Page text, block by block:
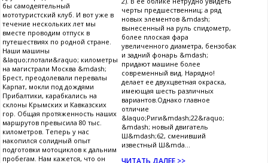
бы самодеятельный
мототуристский клуб. И вот уже в
течение нескольких лет мы
вместе проводим отпуск в
путешествиях по родной стране.
Наши машины
&laquo;глотали&raquo; километры
на магистрали Москва &mdash;
Брест, преодолевали перевалы
Карпат, мокли под дождями
Прибалтики, карабкались на
склоны Крымских и Кавказских
гор. Общая протяженность наших
маршрутов превысила 80 тыс.
километров. Теперь у нас
накопился солидный опыт
подготовки мотоциклов к дальним
пробегам. Нам кажется, что он
черты предшественниц; а ряд
новых элементов &mdash;
вынесенный на руль спидометр,
более плоская фара
увеличенного диаметра, бензобак
и задний фонарь &mdash;
придают машине более
современный вид. Нарядно!
делает ее двухцветная окраска,
имеющая шесть различных
вариантов.Однако главное
отличие
&laquo;Риги&mdash;22&raquo;
&mdash; новый двигатель
Ш&mdash;62, сменивший
известный Ш&mda...
ЧИТАТЬ ДАЛЕЕ >>